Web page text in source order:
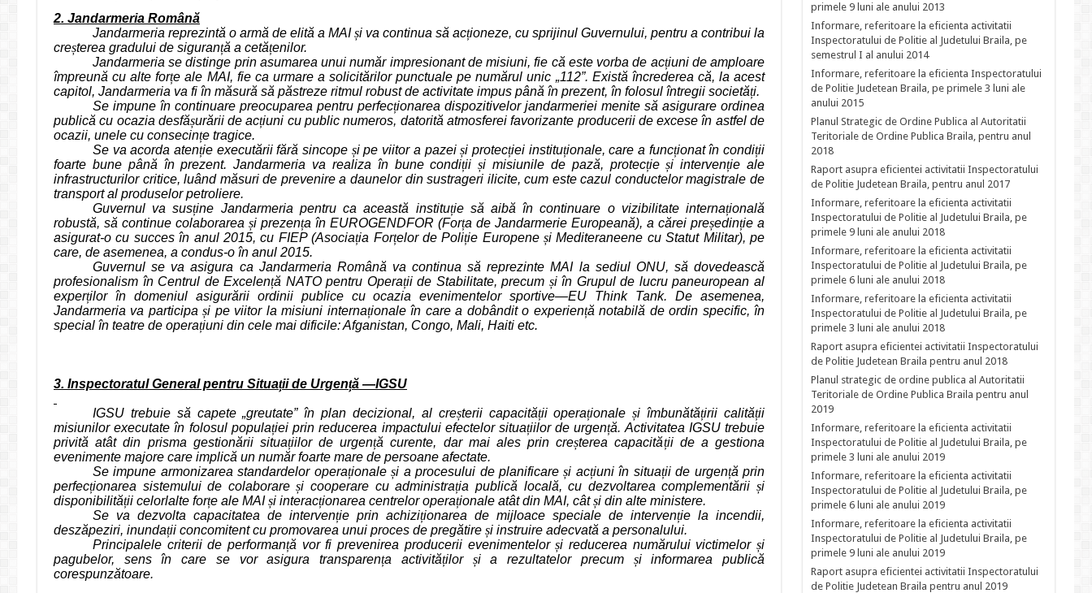
2. Jandarmeria Română
Jandarmeria reprezintă o armă de elită a MAIși va continua să acționeze, cu sprijinul Guvernului, pentru a contribui la
creșterea gradului de siguranță a cetățenilor.
Jandarmeria se distinge prin asumarea unui număr impresionant de misiuni, fie că este vorba de acțiuni de amploare
împreună cu alte forțe ale MAI, fie ca urmare a solicitărilor punctuale pe numărul unic „112”. Există încrederea că, la acest
capitol, Jandarmeria va fi în măsură să păstreze ritmul robust de activitate impus până în prezent, în folosul întregii societăți.
Se impune în continuare preocuparea pentru perfecționarea dispozitivelor jandarmeriei menite să asigurare ordinea
publică cu ocazia desfășurării de acțiuni cu public numeros, datorită atmosferei favorizante producerii de excese în astfel de
ocazii, unele cu consecințe tragice.
Se va acorda atenție executării fără sincope și pe viitor a pazeiși protecției instituționale, care a funcționat în condiții
foarte bune până în prezent. Jandarmeria va realiza în bune condițiiși misiunile de pază, protecțieși intervenție ale
infrastructurilor critice, luând măsuri de prevenire a daunelor din sustrageri ilicite, cum este cazul conductelor magistrale de
transport al produselor petroliere.
Guvernul va susține Jandarmeria pentru ca această instituție să aibă în continuare o vizibilitate internațională
robustă, să continue colaborarea și prezența în EUROGENDFOR (Forța de Jandarmerie Europeană), a cărei președinție a
asigurat-o cu succes în anul 2015, cu FIEP (Asociația Forțelor de Poliție Europeneși Mediteraneene cu Statut Militar), pe
care, de asemenea, a condus-o în anul 2015.
Guvernul se va asigura ca Jandarmeria Română va continua să reprezinte MAI la sediul ONU, să dovedească
profesionalism în Centrul de Excelență NATO pentru Operații de Stabilitate, precum și în Grupul de lucru paneuropean al
experților în domeniul asigurării ordinii publice cu ocazia evenimentelor sportive—EU Think Tank. De asemenea,
Jandarmeria va participași pe viitor la misiuni internaționale în care a dobândit o experiență notabilă de ordin specific, în
special în teatre de operațiuni din cele mai dificile: Afganistan, Congo, Mali, Haiti etc.
3. Inspectoratul General pentru Situații de Urgență —IGSU
IGSU trebuie să capete „greutate” în plan decizional, al creșterii capacității operaționaleși îmbunătățirii calității
misiunilor executate în folosul populației prin reducerea impactului efectelor situațiilor de urgență. Activitatea IGSU trebuie
privită atât din prisma gestionării situațiilor de urgență curente, dar mai ales prin creșterea capacității de a gestiona
evenimente majore care implică un număr foarte mare de persoane afectate.
Se impune armonizarea standardelor operaționaleși a procesului de planificareși acțiuni în situații de urgență prin
perfecționarea sistemului de colaborareși cooperare cu administrația publică locală, cu dezvoltarea complementăriiși
disponibilității celorlalte forțe ale MAIși interacționarea centrelor operaționale atât din MAI, câtși din alte ministere.
Se va dezvolta capacitatea de intervenție prin achiziționarea de mijloace speciale de intervenție la incendii,
deszăpeziri, inundații concomitent cu promovarea unui proces de pregătire și instruire adecvată a personalului.
Principalele criterii de performanță vor fi prevenirea producerii evenimentelorși reducerea numărului victimelorși
pagubelor, sens în care se vor asigura transparența activităților și a rezultatelor precum și informarea publică
corespunzătoare.
primele 9 luni ale anului 2013
Informare, referitoare la eficienta activitatii
Inspectoratului de Politie al Judetului Braila, pe
semestrul I al anului 2014
Informare, referitoare la eficienta Inspectoratului
de Politie Judetean Braila, pe primele 3 luni ale
anului 2015
Planul Strategic de Ordine Publica al Autoritatii
Teritoriale de Ordine Publica Braila, pentru anul
2018
Raport asupra eficientei activitatii Inspectoratului
de Politie Judetean Braila, pentru anul 2017
Informare, referitoare la eficienta activitatii
Inspectoratului de Politie al Judetului Braila, pe
primele 9 luni ale anului 2018
Informare, referitoare la eficienta activitatii
Inspectoratului de Politie al Judetului Braila, pe
primele 6 luni ale anului 2018
Informare, referitoare la eficienta activitatii
Inspectoratului de Politie al Judetului Braila, pe
primele 3 luni ale anului 2018
Raport asupra eficientei activitatii Inspectoratului
de Politie Judetean Braila pentru anul 2018
Planul strategic de ordine publica al Autoritatii
Teritoriale de Ordine Publica Braila pentru anul
2019
Informare, referitoare la eficienta activitatii
Inspectoratului de Politie al Judetului Braila, pe
primele 3 luni ale anului 2019
Informare, referitoare la eficienta activitatii
Inspectoratului de Politie al Judetului Braila, pe
primele 6 luni ale anului 2019
Informare, referitoare la eficienta activitatii
Inspectoratului de Politie al Judetului Braila, pe
primele 9 luni ale anului 2019
Raport asupra eficientei activitatii Inspectoratului
de Politie Judetean Braila pentru anul 2019